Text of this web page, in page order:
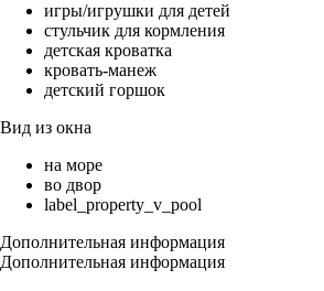
игры/игрушки для детей
стульчик для кормления
детская кроватка
кровать-манеж
детский горшок
Вид из окна
на море
во двор
label_property_v_pool
Дополнительная информация
Дополнительная информация